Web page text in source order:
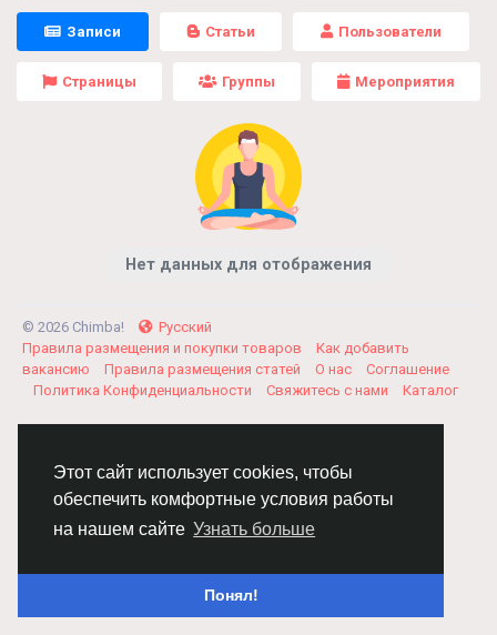
Этот сайт использует cookies, чтобы
обеспечить комфортные условия работы
на нашем сайте Узнать больше
Понял!
Записи Статьи Пользователи
Страницы Группы Мероприятия
Нет данных для отображения
© 2026 Chimba!
Русский
Правила размещения и покупки товаров
Как добавить
вакансию
Правила размещения статей О нас
Соглашение
Политика Конфиденциальности
Свяжитесь с нами Каталог